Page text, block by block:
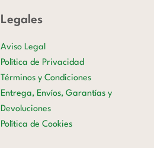
Legales
Aviso Legal
Política de Privacidad
Términos y Condiciones
Entrega, Envíos, Garantías y
Devoluciones
Política de Cookies